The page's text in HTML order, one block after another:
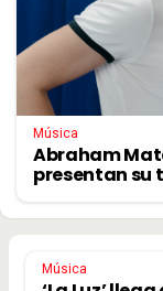
Música
Abraham
presentan su
Música